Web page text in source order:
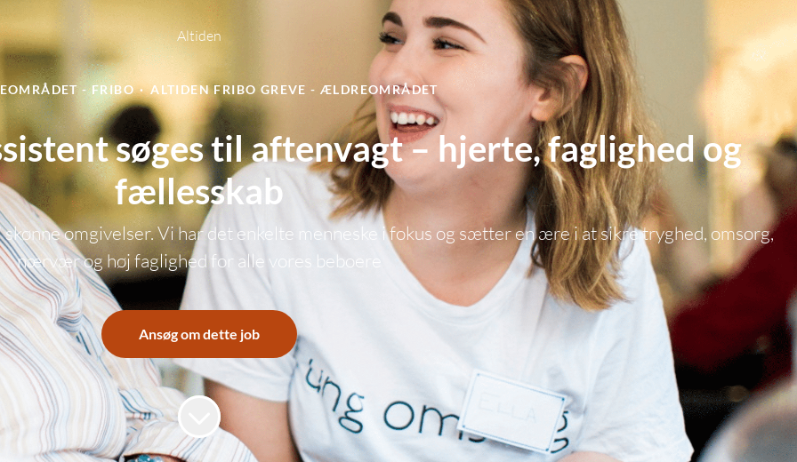
Altiden
- FRIBO · ALTIDEN FRIBO GREVE - ÆLDREOMRÅDET
søges til aftenvagt – hjerte, faglighed og
fællesskab
omgivelser. Vi har det enkelte menneske i fokus og sætter en ære i at sikre tryghed, omsorg,
nærvær og høj faglighed for alle vores beboere
Ansøg om dette job